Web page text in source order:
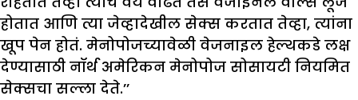
होतात आणि त्या जेव्हादेखील सेक्स करतात तेव्हा, त्यांना
खूप पेन होतं. मेनोपोजच्यावेळी वेजनाइल हेल्थकडे लक्ष
देण्यासाठी नॉर्थ अमेरिकन मेनोपोज सोसायटी नियमित
सेक्सचा सल्ला देते.’’